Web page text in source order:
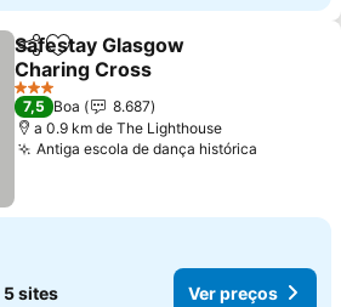
PartilharAdicionar aos favoritos
Safestay Glasgow
Charing Cross
3 Estrelas
7,5 Boa
8.687
a 0.9 km de The Lighthouse
Antiga escola de dança histórica
5 sites Ver preços